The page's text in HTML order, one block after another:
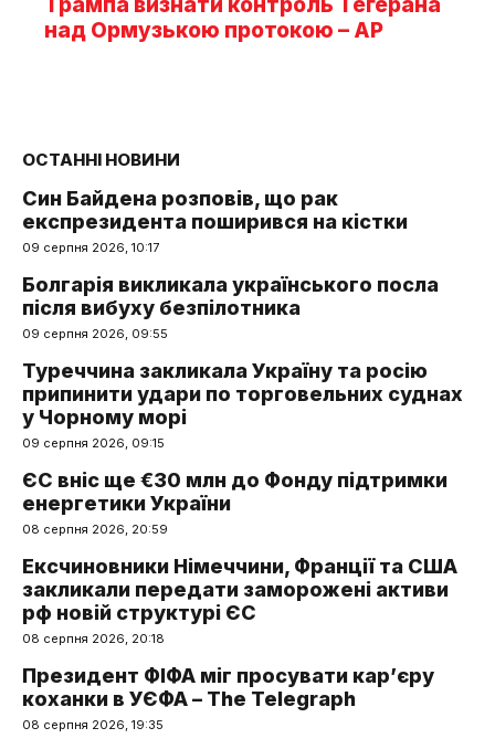
Трампа визнати контроль Тегерана
над Ормузькою протокою – AP
ОСТАННІ НОВИНИ
Син Байдена розповів, що рак
експрезидента поширився на кістки
09 серпня 2026, 10:17
Болгарія викликала українського посла
після вибуху безпілотника
09 серпня 2026, 09:55
Туреччина закликала Україну та росію
припинити удари по торговельних суднах
у Чорному морі
09 серпня 2026, 09:15
ЄС вніс ще €30 млн до Фонду підтримки
енергетики України
08 серпня 2026, 20:59
Ексчиновники Німеччини, Франції та США
закликали передати заморожені активи
рф новій структурі ЄС
08 серпня 2026, 20:18
Президент ФІФА міг просувати кар’єру
коханки в УЄФА – The Telegraph
08 серпня 2026, 19:35